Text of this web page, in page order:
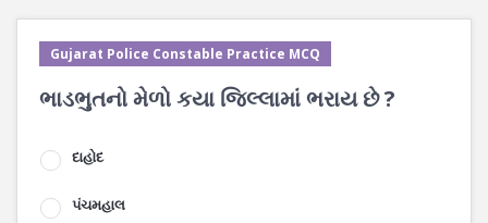
Gujarat Police Constable Practice MCQ
ભાડભુતનો મેળો કયા જિલ્લામાં ભરાય છે ?
દાહોદ
પંચમહાલ